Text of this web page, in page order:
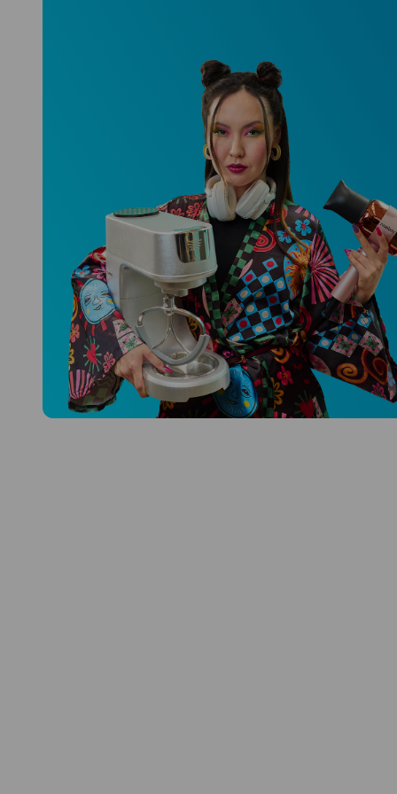
Niceboy ONE Ultra
Hlídá ti zdraví, spánek i pohyb a ještě
k tomu platí.
Prozkoumat